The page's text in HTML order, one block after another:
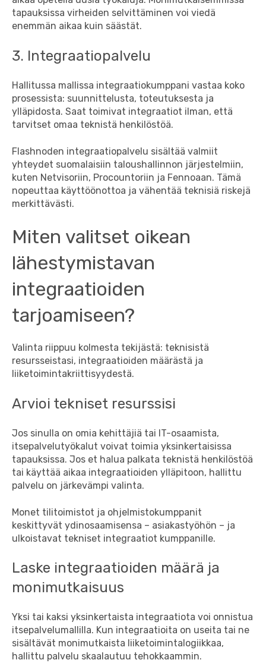
tapauksissa virheiden selvittäminen voi viedä
enemmän aikaa kuin säästät.
3. Integraatiopalvelu
Hallitussa mallissa integraatiokumppani vastaa koko
prosessista: suunnittelusta, toteutuksesta ja
ylläpidosta. Saat toimivat integraatiot ilman, että
tarvitset omaa teknistä henkilöstöä.
Flashnoden integraatiopalvelu sisältää valmiit
yhteydet suomalaisiin taloushallinnon järjestelmiin,
kuten Netvisoriin, Procountoriin ja Fennoaan. Tämä
nopeuttaa käyttöönottoa ja vähentää teknisiä riskejä
merkittävästi.
Miten valitset oikean
lähestymistavan
integraatioiden
tarjoamiseen?
Valinta riippuu kolmesta tekijästä: teknisistä
resursseistasi, integraatioiden määrästä ja
liiketoimintakriittisyydestä.
Arvioi tekniset resurssisi
Jos sinulla on omia kehittäjiä tai IT-osaamista,
itsepalvelutyökalut voivat toimia yksinkertaisissa
tapauksissa. Jos et halua palkata teknistä henkilöstöä
tai käyttää aikaa integraatioiden ylläpitoon, hallittu
palvelu on järkevämpi valinta.
Monet tilitoimistot ja ohjelmistokumppanit
keskittyvät ydinosaamisensa – asiakastyöhön – ja
ulkoistavat tekniset integraatiot kumppanille.
Laske integraatioiden määrä ja
monimutkaisuus
Yksi tai kaksi yksinkertaista integraatiota voi onnistua
itsepalvelumallilla. Kun integraatioita on useita tai ne
sisältävät monimutkaista liiketoimintalogiikkaa,
hallittu palvelu skaalautuu tehokkaammin.